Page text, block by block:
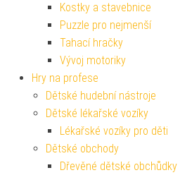
Kostky a stavebnice
Puzzle pro nejmenší
Tahací hračky
Vývoj motoriky
Hry na profese
Dětské hudební nástroje
Dětské lékařské vozíky
Lékařské vozíky pro děti
Dětské obchody
Dřevěné dětské obchůdky